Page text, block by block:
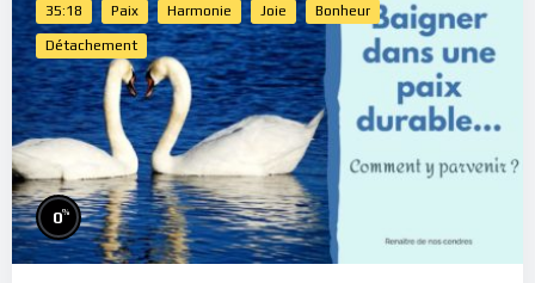
35:18 Paix Harmonie Joie Bonheur
Détachement
0%